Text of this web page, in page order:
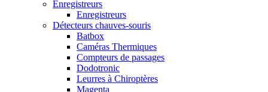
Enregistreurs
Enregistreurs
Détecteurs chauves-souris
Batbox
Caméras Thermiques
Compteurs de passages
Dodotronic
Leurres à Chiroptères
Magenta